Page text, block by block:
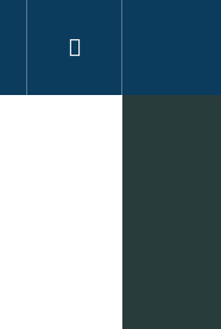
Přihlášení